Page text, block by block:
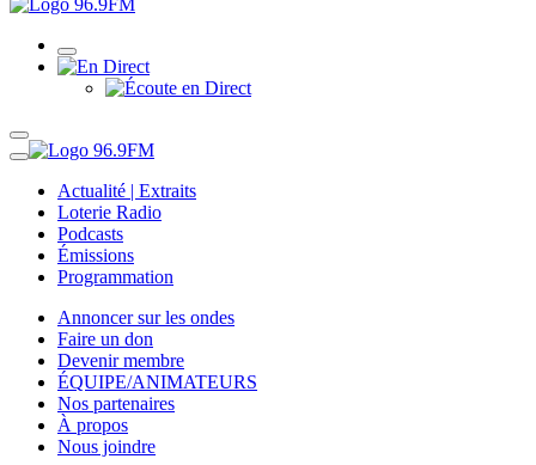
Actualité | Extraits
Loterie Radio
Podcasts
Émissions
Programmation
Annoncer sur les ondes
Faire un don
Devenir membre
ÉQUIPE/ANIMATEURS
Nos partenaires
À propos
Nous joindre